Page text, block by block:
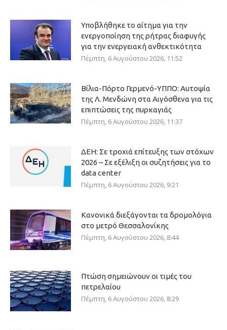
Υποβλήθηκε το αίτημα για την
ενεργοποίηση της ρήτρας διαφυγής
για την ενεργειακή ανθεκτικότητα
Πέμπτη, 6 Αυγούστου 2026, 11:52
Βίλια-Πόρτο Γερμενό-ΥΠΠΟ: Αυτοψία
της Λ. Μενδώνη στα Αιγόσθενα για τις
επιπτώσεις της πυρκαγιάς
Πέμπτη, 6 Αυγούστου 2026, 11:37
ΔΕΗ: Σε τροχιά επίτευξης των στόχων
2026 – Σε εξέλιξη οι συζητήσεις για το
data center
Πέμπτη, 6 Αυγούστου 2026, 9:21
Κανονικά διεξάγονται τα δρομολόγια
στο μετρό Θεσσαλονίκης
Πέμπτη, 6 Αυγούστου 2026, 8:44
Πτώση σημειώνουν οι τιμές του
πετρελαίου
Πέμπτη, 6 Αυγούστου 2026, 8:29